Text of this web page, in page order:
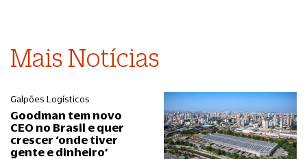
Mais Notícias
Galpões Logísticos
Goodman tem novo
CEO no Brasil e quer
crescer ‘onde tiver
gente e dinheiro’